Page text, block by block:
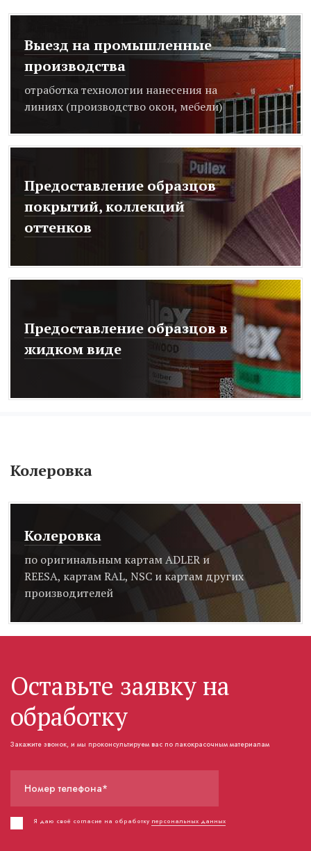
Выезд на промышленные
производства
отработка технологии нанесения на
линиях (производство окон, мебели)
Предоставление образцов
покрытий, коллекций
оттенков
Предоставление образцов в
жидком виде
Колеровка
Колеровка
по оригинальным картам ADLER и
REESA, картам RAL, NSC и картам других
производителей
Оставьте заявку на
обработку
Закажите звонок, и мы проконсультируем вас по лакокрасочным материалам
Номер телефона*
Я даю своё согласие на обработку персональных данных